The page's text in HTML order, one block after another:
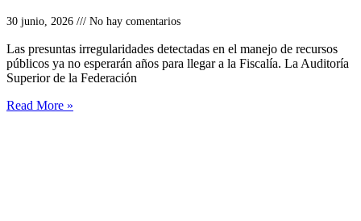
30 junio, 2026 No hay comentarios
Las presuntas irregularidades detectadas en el manejo de recursos
públicos ya no esperarán años para llegar a la Fiscalía. La Auditoría
Superior de la Federación
Read More »